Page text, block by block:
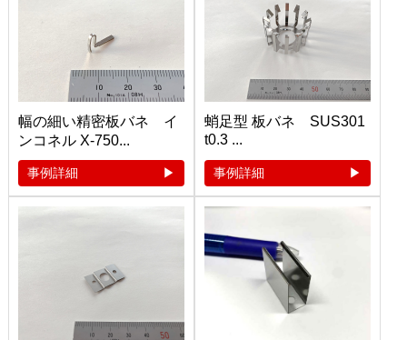
幅の細い精密板バネ イ
ンコネル X-750...
事例詳細
蛸足型 板バネ SUS301
t0.3 ...
事例詳細